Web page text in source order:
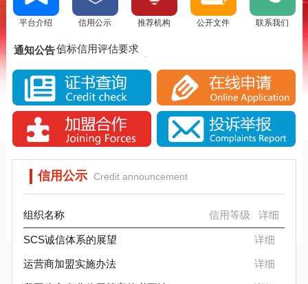
平台介绍 信用公示 推荐机构 公开文件 联系我们
通知公告：信标信用评估要求
SCS信标信用评估流程
实施SCS诚信评估的意义
SCS信标信用评估背景分析
SCS信用评估是否被消费者认可？
信标信用评估要求
SCS信标信用评估流程
实施SCS诚信评估的意义
SCS信标信用评估背景分析
SCS信用评估是否被消费者认可？
信用公示 Credit announcement
组织名称 信用等级 详细
SCS诚信体系的展望 详细
运营商加盟实施办法 详细